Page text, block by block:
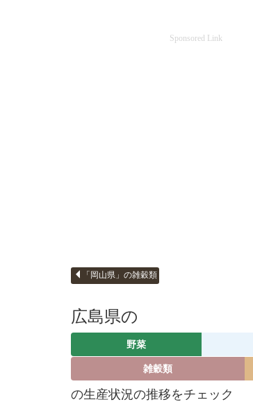
Sponsored Link
「岡山県」の雑穀類
広島県の
野菜
雑穀類
の生産状況の推移をチェック